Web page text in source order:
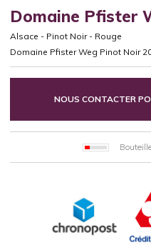
Domaine Pfister
Alsace - Pinot Noir- Rouge
Domaine Pfister Weg Pinot Noir
NOUS CONTACTER